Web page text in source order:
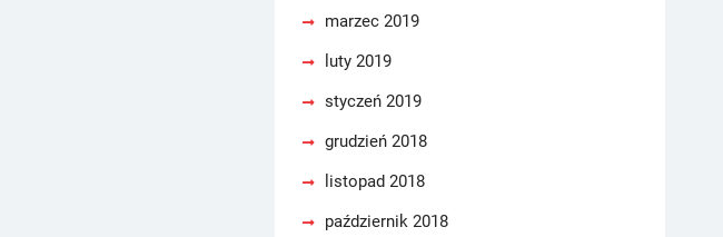
marzec 2019
luty 2019
styczeń 2019
grudzień 2018
listopad 2018
październik 2018